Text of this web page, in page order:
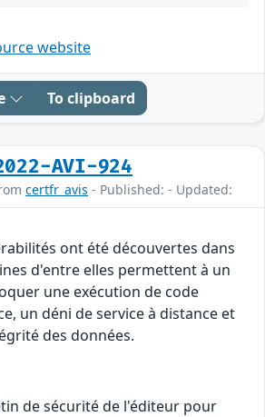
website
To clipboard
AVI-924
certfr_avis - Published: - Updated:
ont été découvertes dans
d'entre elles permettent à un
une exécution de code
un déni de service à distance et
des données.
de sécurité de l'éditeur pour